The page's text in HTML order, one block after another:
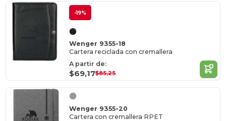
-19%
Wenger 9355-18
Cartera reciclada con cremallera
A partir de:
$69,17$85,25
Wenger 9355-20
Cartera con cremallera RPET